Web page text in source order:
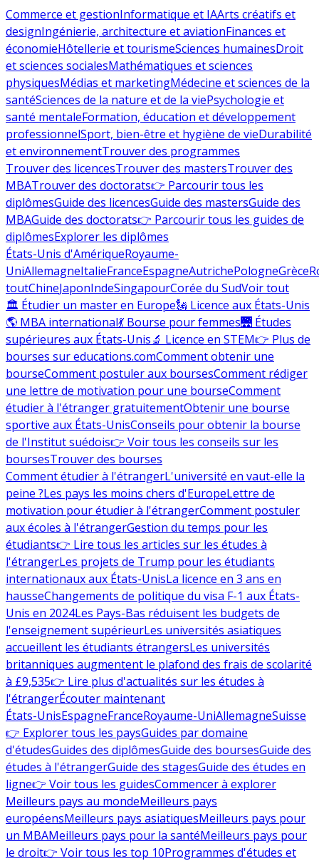
Commerce et gestionInformatique et IAArts créatifs et
designIngénierie, architecture et aviationFinances et
économieHôtellerie et tourismeSciences humainesDroit
et sciences socialesMathématiques et sciences
physiquesMédias et marketingMédecine et sciences de la
santéSciences de la nature et de la viePsychologie et
santé mentaleFormation, éducation et développement
professionnelSport, bien-être et hygiène de vieDurabilité
et environnementTrouver des programmes
Trouver des licencesTrouver des mastersTrouver des
MBATrouver des doctorats👉 Parcourir tous les
diplômesGuide des licencesGuide des mastersGuide des
MBAGuide des doctorats👉 Parcourir tous les guides de
diplômesExplorer les diplômes
États-Unis d'AmériqueRoyaume-
UniAllemagneItalieFranceEspagneAutrichePologneGrèce
toutChineJaponIndeSingapourCorée du SudVoir tout
🏛 Étudier un master en Europe🗽 Licence aux États-Unis
🌎 MBA international💃 Bourse pour femmes🌉 Études
supérieures aux États-Unis🔬 Licence en STEM👉 Plus de
bourses sur educations.comComment obtenir une
bourseComment postuler aux boursesComment rédiger
une lettre de motivation pour une bourseComment
étudier à l'étranger gratuitementObtenir une bourse
sportive aux États-UnisConseils pour obtenir la bourse
de l'Institut suédois👉 Voir tous les conseils sur les
boursesTrouver des bourses
Comment étudier à l'étrangerL'université en vaut-elle la
peine ?Les pays les moins chers d'EuropeLettre de
motivation pour étudier à l'étrangerComment postuler
aux écoles à l'étrangerGestion du temps pour les
étudiants👉 Lire tous les articles sur les études à
l'étrangerLes projets de Trump pour les étudiants
internationaux aux États-UnisLa licence en 3 ans en
hausseChangements de politique du visa F-1 aux États-
Unis en 2024Les Pays-Bas réduisent les budgets de
l'enseignement supérieurLes universités asiatiques
accueillent les étudiants étrangersLes universités
britanniques augmentent le plafond des frais de scolarité
à £9,535👉 Lire plus d'actualités sur les études à
l'étrangerÉcouter maintenant
États-UnisEspagneFranceRoyaume-UniAllemagneSuisse
👉 Explorer tous les paysGuides par domaine
d'étudesGuides des diplômesGuide des boursesGuide des
études à l'étrangerGuide des stagesGuide des études en
ligne👉 Voir tous les guidesCommencer à explorer
Meilleurs pays au mondeMeilleurs pays
européensMeilleurs pays asiatiquesMeilleurs pays pour
un MBAMeilleurs pays pour la santéMeilleurs pays pour
le droit👉 Voir tous les top 10Programmes d'études et